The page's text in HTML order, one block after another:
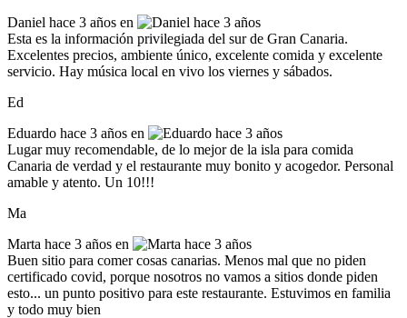
Daniel hace 3 años en
Esta es la información privilegiada del sur de Gran Canaria.
Excelentes precios, ambiente único, excelente comida y excelente
servicio. Hay música local en vivo los viernes y sábados.
Ed
Eduardo hace 3 años en
Lugar muy recomendable, de lo mejor de la isla para comida
Canaria de verdad y el restaurante muy bonito y acogedor. Personal
amable y atento. Un 10!!!
Ma
Marta hace 3 años en
Buen sitio para comer cosas canarias. Menos mal que no piden
certificado covid, porque nosotros no vamos a sitios donde piden
esto... un punto positivo para este restaurante. Estuvimos en familia
y todo muy bien